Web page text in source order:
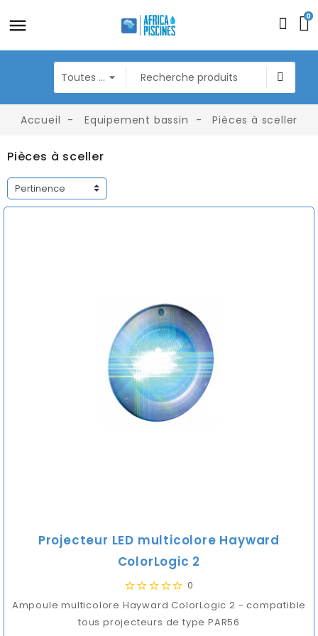
0
Accueil Equipement bassin Pièces à sceller
Pièces à sceller
Projecteur LED multicolore Hayward
ColorLogic 2
0
Ampoule multicolore Hayward ColorLogic 2 - compatible
tous projecteurs de type PAR56